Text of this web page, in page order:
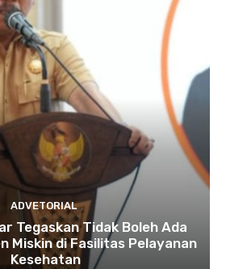
ADVETORIAL
Tegaskan Tidak Boleh Ada
Miskin di Fasilitas Pelayanan
Kesehatan